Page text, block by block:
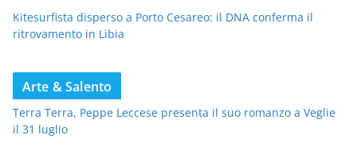
Kitesurfista disperso a Porto Cesareo: il DNA conferma il
ritrovamento in Libia
Arte & Salento
Terra Terra, Peppe Leccese presenta il suo romanzo a Veglie
il 31 luglio